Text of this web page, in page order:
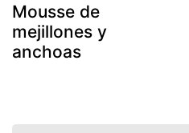
Mousse de
mejillones y
anchoas